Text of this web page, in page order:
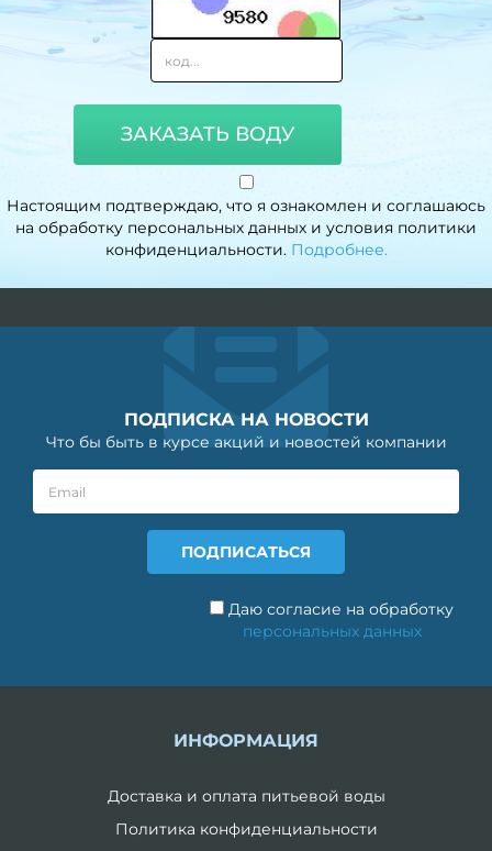
ЗАКАЗАТЬ ВОДУ
Настоящим подтверждаю, что я ознакомлен и соглашаюсь
на обработку персональных данных и условия политики
конфиденциальности. Подробнее.
ПОДПИСКА НА НОВОСТИ
Что бы быть в курсе акций и новостей компании
Даю согласие на обработку
персональных данных
ИНФОРМАЦИЯ
Доставка и оплата питьевой воды
Политика конфиденциальности